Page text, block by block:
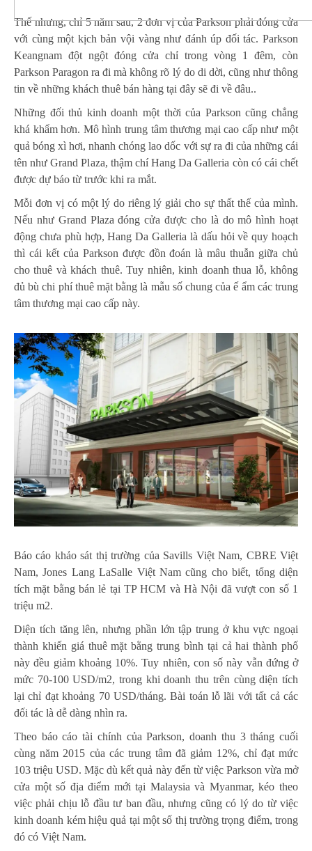
Thế nhưng, chỉ 5 năm sau, 2 đơn vị của Parkson phải đóng cửa
với cùng một kịch bản vội vàng như đánh úp đối tác. Parkson
Keangnam đột ngột đóng cửa chỉ trong vòng 1 đêm, còn
Parkson Paragon ra đi mà không rõ lý do di dời, cũng như thông
tin về những khách thuê bán hàng tại đây sẽ đi về đâu..
Những đối thủ kinh doanh một thời của Parkson cũng chẳng
khá khẩm hơn. Mô hình trung tâm thương mại cao cấp như một
quả bóng xì hơi, nhanh chóng lao dốc với sự ra đi của những cái
tên như Grand Plaza, thậm chí Hang Da Galleria còn có cái chết
được dự báo từ trước khi ra mắt.
Mỗi đơn vị có một lý do riêng lý giải cho sự thất thế của mình.
Nếu như Grand Plaza đóng cửa được cho là do mô hình hoạt
động chưa phù hợp, Hang Da Galleria là dấu hỏi về quy hoạch
thì cái kết của Parkson được đồn đoán là mâu thuẫn giữa chủ
cho thuê và khách thuê. Tuy nhiên, kinh doanh thua lỗ, không
đủ bù chi phí thuê mặt bằng là mẫu số chung của ế ẩm các trung
tâm thương mại cao cấp này.
Báo cáo khảo sát thị trường của Savills Việt Nam, CBRE Việt
Nam, Jones Lang LaSalle Việt Nam cũng cho biết, tổng diện
tích mặt bằng bán lẻ tại TP HCM và Hà Nội đã vượt con số 1
triệu m2.
Diện tích tăng lên, nhưng phần lớn tập trung ở khu vực ngoại
thành khiến giá thuê mặt bằng trung bình tại cả hai thành phố
này đều giảm khoảng 10%. Tuy nhiên, con số này vẫn đứng ở
mức 70-100 USD/m2, trong khi doanh thu trên cùng diện tích
lại chỉ đạt khoảng 70 USD/tháng. Bài toán lỗ lãi với tất cả các
đối tác là dễ dàng nhìn ra.
Theo báo cáo tài chính của Parkson, doanh thu 3 tháng cuối
cùng năm 2015 của các trung tâm đã giảm 12%, chỉ đạt mức
103 triệu USD. Mặc dù kết quả này đến từ việc Parkson vừa mở
cửa một số địa điểm mới tại Malaysia và Myanmar, kéo theo
việc phải chịu lỗ đầu tư ban đầu, nhưng cũng có lý do từ việc
kinh doanh kém hiệu quả tại một số thị trường trọng điểm, trong
đó có Việt Nam.